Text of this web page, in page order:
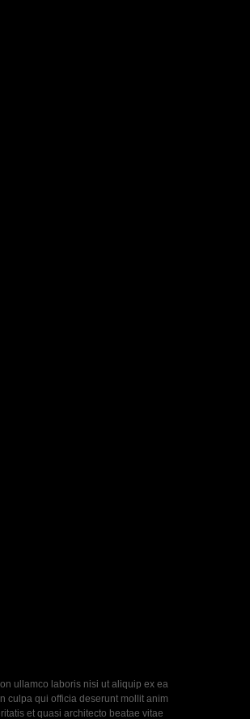
ullamco laboris nisi ut aliquip ex ea
culpa qui officia deserunt mollit anim
et quasi architecto beatae vitae